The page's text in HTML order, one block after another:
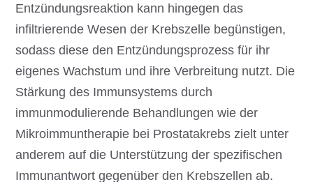
Entzündungsreaktion kann hingegen das
infiltrierende Wesen der Krebszelle begünstigen,
sodass diese den Entzündungsprozess für ihr
eigenes Wachstum und ihre Verbreitung nutzt. Die
Stärkung des Immunsystems durch
immunmodulierende Behandlungen wie der
Mikroimmuntherapie bei Prostatakrebs zielt unter
anderem auf die Unterstützung der spezifischen
Immunantwort gegenüber den Krebszellen ab.